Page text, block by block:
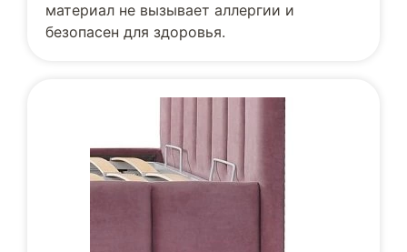
материал не вызывает аллергии и
безопасен для здоровья.